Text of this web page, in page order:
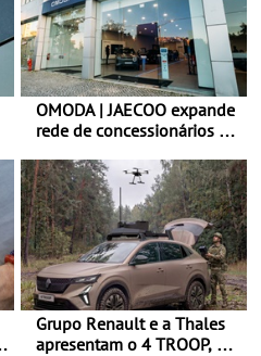
OMODA | JAECOO expande
rede de concessionários -
nível nacional continua em
bom ritmo
Grupo Renault e a Thales
apresentam o 4 TROOP, um